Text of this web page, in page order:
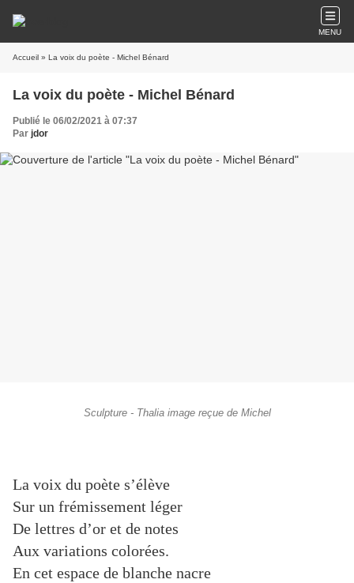
MENU
Accueil » La voix du poète - Michel Bénard
La voix du poète - Michel Bénard
Publié le 06/02/2021 à 07:37
Par jdor
Sculpture - Thalia image reçue de Michel
La voix du poète s’élève
Sur un frémissement léger
De lettres d’or et de notes
Aux variations colorées.
En cet espace de blanche nacre